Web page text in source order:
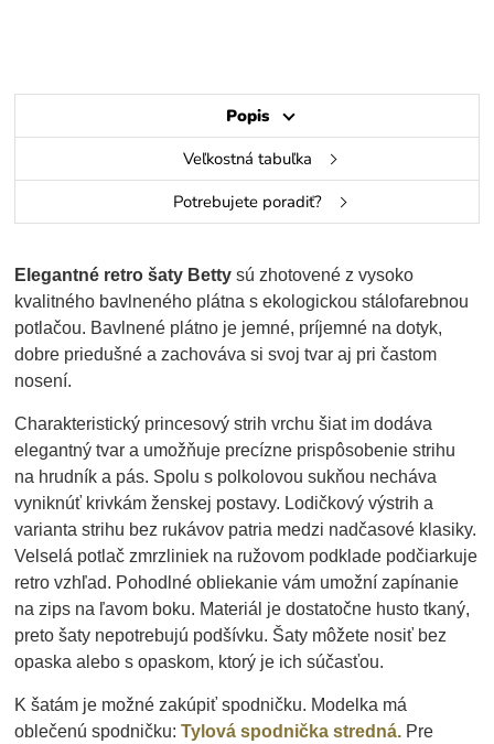
Popis
Veľkostná tabuľka
Potrebujete poradiť?
Elegantné retro šaty Bettysú zhotovené z vysoko
kvalitného bavlneného plátna s ekologickou stálofarebnou
potlačou. Bavlnené plátno je jemné, príjemné na dotyk,
dobre priedušné a zachováva si svoj tvar aj pri častom
nosení.
Charakteristický princesový strih vrchu šiat im dodáva
elegantný tvar a umožňuje precízne prispôsobenie strihu
na hrudník a pás. Spolu s polkolovou sukňou necháva
vyniknúť krivkám ženskej postavy. Lodičkový výstrih a
varianta strihu bez rukávov patria medzi nadčasové klasiky.
Velselá potlač zmrzliniek na ružovom podklade podčiarkuje
retro vzhľad. Pohodlné obliekanie vám umožní zapínanie
na zips na ľavom boku. Materiál je dostatočne husto tkaný,
preto šaty nepotrebujú podšívku. Šaty môžete nosiť bez
opaska alebo s opaskom, ktorý je ich súčasťou.
K šatám je možné zakúpiť spodničku. Modelka má
oblečenú spodničku:Tylová spodnička stredná. Pre